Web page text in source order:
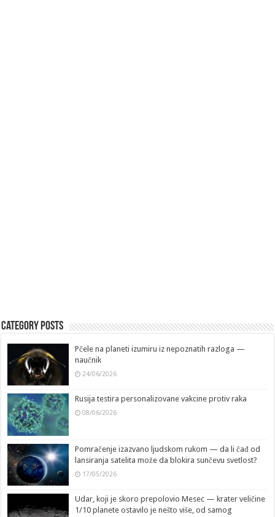
Category Posts
Pčele na planeti izumiru iz nepoznatih razloga —
naučnik
24/06/2026
Rusija testira personalizovane vakcine protiv raka
08/06/2026
Pomračenje izazvano ljudskom rukom — da li čađ od
lansiranja satelita može da blokira sunčevu svetlost?
17/05/2026
Udar, koji je skoro prepolovio Mesec — krater veličine
1/10 planete ostavilo je nešto više, od samog